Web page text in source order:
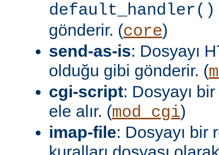
default_handler()
gönderir. (core)
send-as-is: Dosyayı
olduğu gibi gönderir. (
cgi-script: Dosyayı
ele alır. (mod_cgi)
imap-file: Dosyayı bir